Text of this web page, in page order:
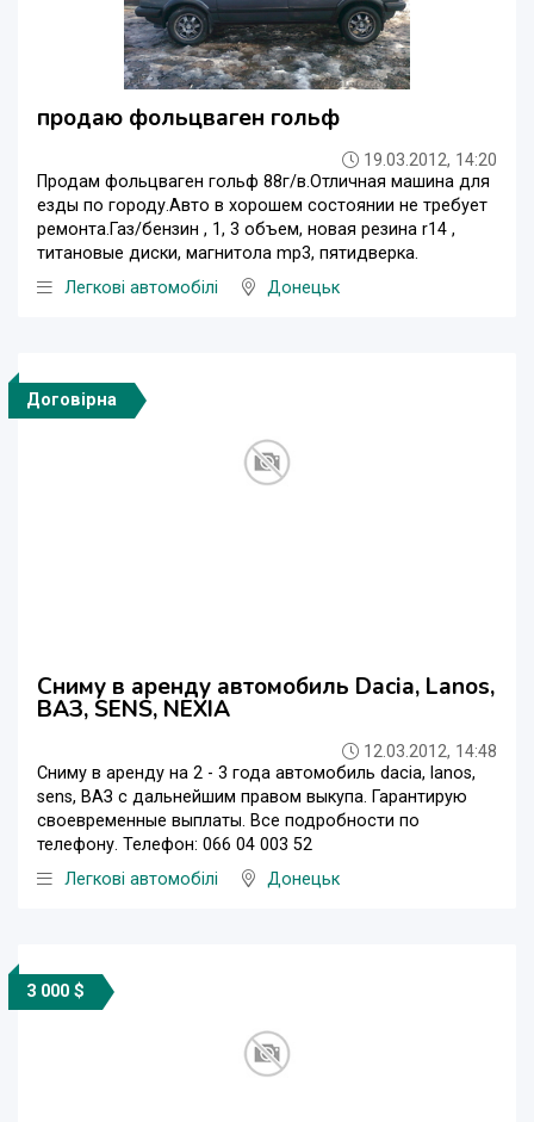
продаю фольцваген гольф
19.03.2012, 14:20
Продам фольцваген гольф 88г/в.Отличная машина для
езды по городу.Авто в хорошем состоянии не требует
ремонта.Газ/бензин , 1, 3 объем, новая резина r14 ,
титановые диски, магнитола mp3, пятидверка.
Легкові автомобілі
Донецьк
Договірна
Сниму в аренду автомобиль Dacia, Lanos,
ВАЗ, SENS, NEXIA
12.03.2012, 14:48
Сниму в аренду на 2 - 3 года автомобиль dacia, lanos,
sens, ВАЗ с дальнейшим правом выкупа. Гарантирую
своевременные выплаты. Все подробности по
телефону. Телефон: 066 04 003 52
Легкові автомобілі
Донецьк
3 000 $